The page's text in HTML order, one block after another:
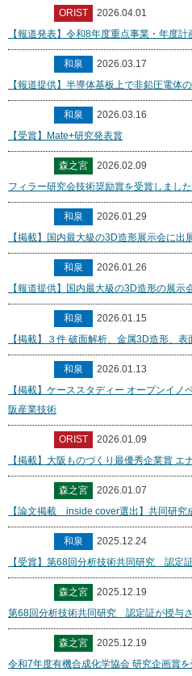
ORIST
2026.04.01
【報道発表】令和8年度重点事業・年度
和泉
2026.03.17
【報道提供】半導体基板上で非鉛圧電体
和泉
2026.03.16
【受賞】Mate+研究発表賞
森之宮
2026.02.09
フィラー研究会技術奨励賞を受賞しました
和泉
2026.01.29
【掲載】国内最大級の3D造形展示会に
和泉
2026.01.26
【報道提供】国内最大級の3D造形の展
和泉
2026.01.15
【掲載】３件 破面解析、金属3D造形、表
和泉
2026.01.13
【掲載】ケーススタディー オープンイ
阪産業技術
ORIST
2026.01.09
【掲載】大阪ものづくり最優秀企業賞 エ
森之宮
2026.01.07
【論文掲載 inside cover選出】共同研究
和泉
2025.12.24
【受賞】第68回分析技術共同研究 認定
森之宮
2025.12.19
第68回分析技術共同研究 認定証が授与
森之宮
2025.12.19
令和7年度有機合成化学協会 研究企画賞